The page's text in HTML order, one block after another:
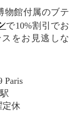
で10%割引でお
をお見逃しな
Paris
定休